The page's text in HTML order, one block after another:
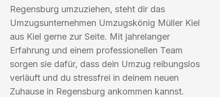
Regensburg umzuziehen, steht dir das
Umzugsunternehmen Umzugskönig Müller Kiel
aus Kiel gerne zur Seite. Mit jahrelanger
Erfahrung und einem professionellen Team
sorgen sie dafür, dass dein Umzug reibungslos
verläuft und du stressfrei in deinem neuen
Zuhause in Regensburg ankommen kannst.